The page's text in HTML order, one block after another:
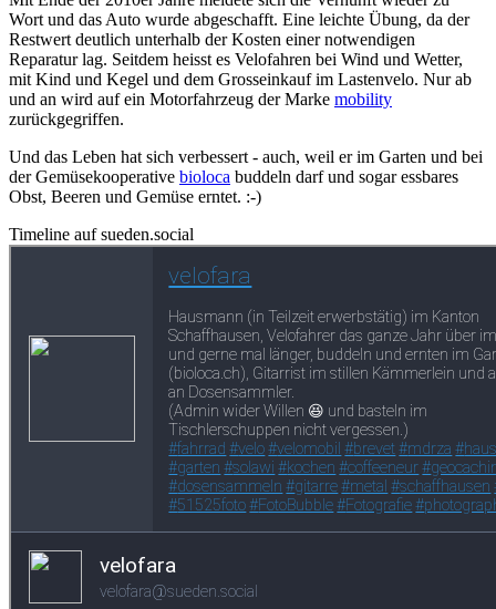
Wort und das Auto wurde abgeschafft. Eine leichte Übung, da der
Restwert deutlich unterhalb der Kosten einer notwendigen
Reparatur lag. Seitdem heisst es Velofahren bei Wind und Wetter,
mit Kind und Kegel und dem Grosseinkauf im Lastenvelo. Nur ab
und an wird auf ein Motorfahrzeug der Marke mobility
zurückgegriffen.
Und das Leben hat sich verbessert - auch, weil er im Garten und bei
der Gemüsekooperative bioloca buddeln darf und sogar essbares
Obst, Beeren und Gemüse erntet. :-)
Timeline auf sueden.social